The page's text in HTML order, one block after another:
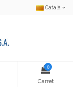
Català
0
Carret